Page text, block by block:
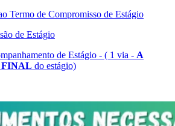
Termo de Compromisso de Estágio
de Estágio
de Estágio - ( 1 via - A
FINAL do estágio)